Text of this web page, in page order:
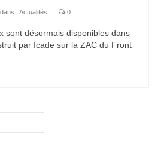
: Actualités | 0
sont désormais disponibles dans
par Icade sur la ZAC du Front